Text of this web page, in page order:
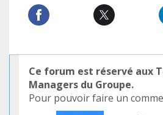
Ce forum est réservé aux
Managers du Groupe.
Pour pouvoir faire un